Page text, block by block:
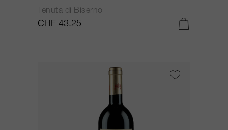
Tenuta di Biserno
CHF 43.25